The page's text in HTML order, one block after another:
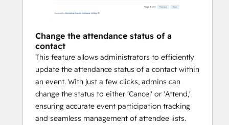
Change the attendance status of a
contact
This feature allows administrators to efficiently
update the attendance status of a contact within
an event. With just a few clicks, admins can
change the status to either 'Cancel' or 'Attend,'
ensuring accurate event participation tracking
and seamless management of attendee lists.